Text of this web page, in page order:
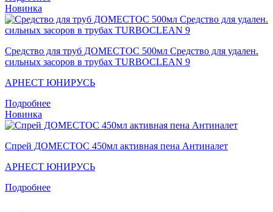
Новинка
Средство для труб ДОМЕСТОС 500мл Средство для удален.
сильных засоров в трубах TURBOCLEAN 9
АРНЕСТ ЮНИРУСЬ
Подробнее
Новинка
Спрей ДОМЕСТОС 450мл активная пена Антиналет
АРНЕСТ ЮНИРУСЬ
Подробнее